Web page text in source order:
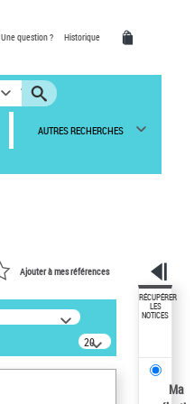
Une question ? Historique
AUTRES RECHERCHES
Ajouter à mes références
20
résultats/page
RÉCUPÉRER
LES
NOTICES
Ma